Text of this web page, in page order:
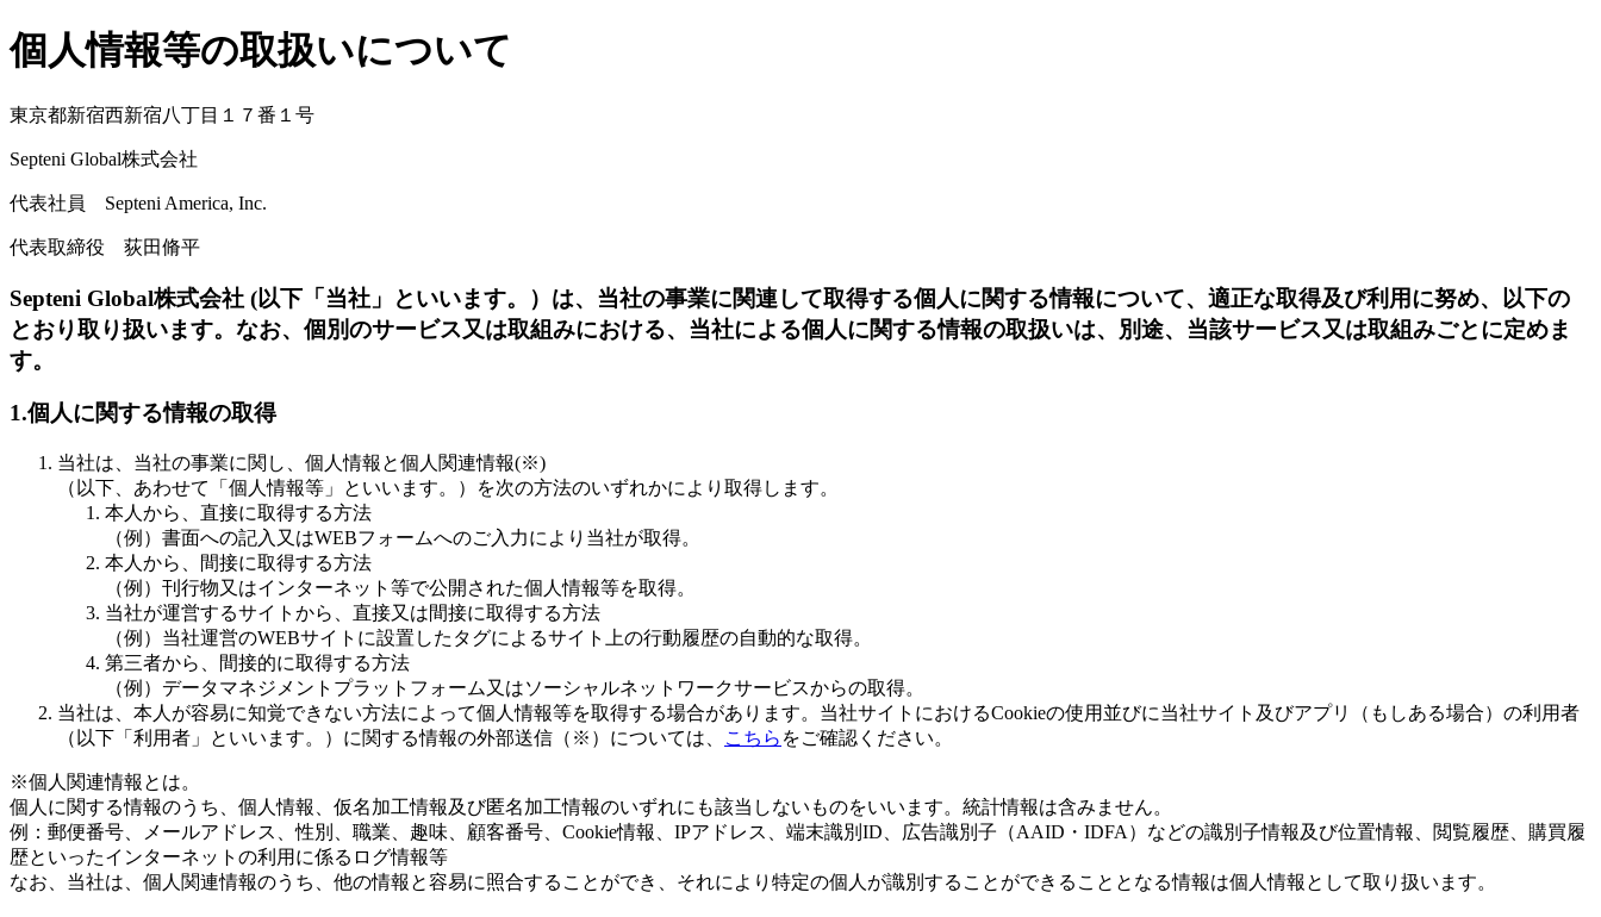
個人情報等の取扱いについて
東京都新宿西新宿八丁目１７番１号
Septeni Global株式会社
代表社員 Septeni America, Inc.
代表取締役 荻田脩平
Septeni Global株式会社 (以下「当社」といいます。）は、当社の事業に関連して取得する個人に関する情報について、適正な取得及び利用に努め、以下の
とおり取り扱います。なお、個別のサービス又は取組みにおける、当社による個人に関する情報の取扱いは、別途、当該サービス又は取組みごとに定めま
す。
1.個人に関する情報の取得
当社は、当社の事業に関し、個人情報と個人関連情報(※)
（以下、あわせて「個人情報等」といいます。）を次の方法のいずれかにより取得します。
本人から、直接に取得する方法
（例）書面への記入又はWEBフォームへのご入力により当社が取得。
本人から、間接に取得する方法
（例）刊行物又はインターネット等で公開された個人情報等を取得。
当社が運営するサイトから、直接又は間接に取得する方法
（例）当社運営のWEBサイトに設置したタグによるサイト上の行動履歴の自動的な取得。
第三者から、間接的に取得する方法
（例）データマネジメントプラットフォーム又はソーシャルネットワークサービスからの取得。
当社は、本人が容易に知覚できない方法によって個人情報等を取得する場合があります。当社サイトにおけるCookieの使用並びに当社サイト及びアプリ（もしある場合）の利用者
（以下「利用者」といいます。）に関する情報の外部送信（※）については、
こちら をご確認ください。
※個人関連情報とは。
個人に関する情報のうち、個人情報、仮名加工情報及び匿名加工情報のいずれにも該当しないものをいいます。統計情報は含みません。
例：郵便番号、メールアドレス、性別、職業、趣味、顧客番号、Cookie情報、IPアドレス、端末識別ID、広告識別子（AAID・IDFA）などの識別子情報及び位置情報、閲覧履歴、購買履
歴といったインターネットの利用に係るログ情報等
なお、当社は、個人関連情報のうち、他の情報と容易に照合することができ、それにより特定の個人が識別することができることとなる情報は個人情報として取り扱います。